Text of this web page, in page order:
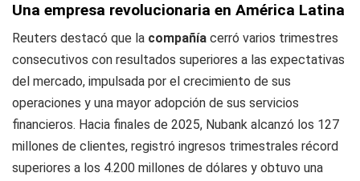
Una empresa revolucionaria en América Latina
Reuters destacó que la compañía cerró varios trimestres
consecutivos con resultados superiores a las expectativas
del mercado, impulsada por el crecimiento de sus
operaciones y una mayor adopción de sus servicios
financieros. Hacia finales de 2025, Nubank alcanzó los 127
millones de clientes, registró ingresos trimestrales récord
superiores a los 4.200 millones de dólares y obtuvo una